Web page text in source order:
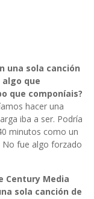
una sola canción
que
que componíais?
hacer una
iba a ser. Podría
minutos como un
fue algo forzado
Century Media
sola canción de